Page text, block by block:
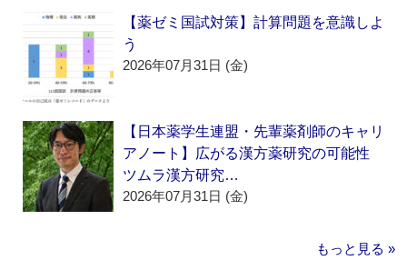
【薬ゼミ国試対策】計算問題を意識しよ
う
2026年07月31日 (金)
【日本薬学生連盟・先輩薬剤師のキャリ
アノート】広がる漢方薬研究の可能性
ツムラ漢方研究…
2026年07月31日 (金)
もっと見る »